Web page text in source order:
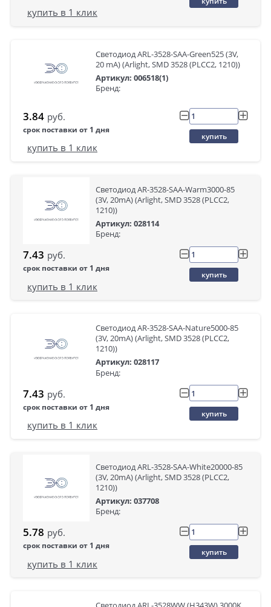
купить в 1 клик
Светодиод ARL-3528-SAA-Green525 (3V,
20 mA) (Arlight, SMD 3528 (PLCC2, 1210))
Артикул: 006518(1)
Бренд:
3.84 руб.
срок поставки от 1 дня
купить
купить в 1 клик
Светодиод AR-3528-SAA-Warm3000-85
(3V, 20mA) (Arlight, SMD 3528 (PLCC2,
1210))
Артикул: 028114
Бренд:
7.43 руб.
срок поставки от 1 дня
купить
купить в 1 клик
Светодиод AR-3528-SAA-Nature5000-85
(3V, 20mA) (Arlight, SMD 3528 (PLCC2,
1210))
Артикул: 028117
Бренд:
7.43 руб.
срок поставки от 1 дня
купить
купить в 1 клик
Светодиод ARL-3528-SAA-White20000-85
(3V, 20mA) (Arlight, SMD 3528 (PLCC2,
1210))
Артикул: 037708
Бренд:
5.78 руб.
срок поставки от 1 дня
купить
купить в 1 клик